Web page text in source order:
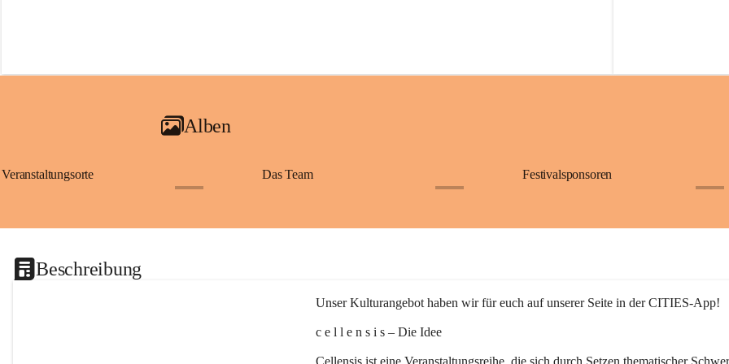
Alben
Veranstaltungsorte Das Team Festivalsponsoren
Beschreibung
Unser Kulturangebot haben wir für euch auf unserer Seite in der CITIES-App!
c e l l e n s i s – Die Idee
Cellensis ist eine Veranstaltungsreihe, die sich durch Setzen thematischer